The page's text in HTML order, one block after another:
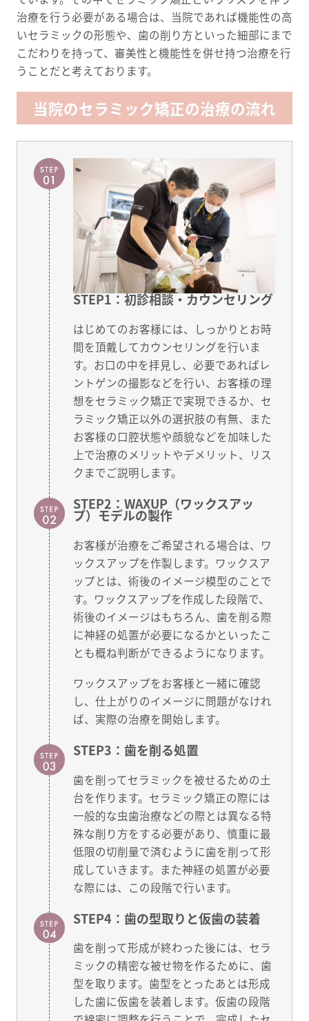
治療を行う必要がある場合は、当院であれば機能性の高
いセラミックの形態や、歯の削り方といった細部にまで
こだわりを持って、審美性と機能性を併せ持つ治療を行
うことだと考えております。
当院のセラミック矯正の治療の流れ
STEP1：初診相談・カウンセリング
はじめてのお客様には、しっかりとお時
間を頂戴してカウンセリングを行いま
す。お口の中を拝見し、必要であればレ
ントゲンの撮影などを行い、お客様の理
想をセラミック矯正で実現できるか、セ
ラミック矯正以外の選択肢の有無、また
お客様の口腔状態や顔貌などを加味した
上で治療のメリットやデメリット、リス
クまでご説明します。
STEP2：WAXUP（ワックスアッ
プ）モデルの製作
お客様が治療をご希望される場合は、ワ
ックスアップを作製します。ワックスア
ップとは、術後のイメージ模型のことで
す。ワックスアップを作成した段階で、
術後のイメージはもちろん、歯を削る際
に神経の処置が必要になるかといったこ
とも概ね判断ができるようになります。
ワックスアップをお客様と一緒に確認
し、仕上がりのイメージに問題がなけれ
ば、実際の治療を開始します。
STEP3：歯を削る処置
歯を削ってセラミックを被せるための土
台を作ります。セラミック矯正の際には
一般的な虫歯治療などの際とは異なる特
殊な削り方をする必要があり、慎重に最
低限の切削量で済むように歯を削って形
成していきます。また神経の処置が必要
な際には、この段階で行います。
STEP4：歯の型取りと仮歯の装着
歯を削って形成が終わった後には、セラ
ミックの精密な被せ物を作るために、歯
型を取ります。歯型をとったあとは形成
した歯に仮歯を装着します。仮歯の段階